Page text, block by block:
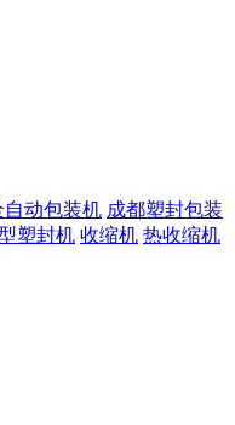
自动包装机 成都塑封包装
塑封机 收缩机 热收缩机